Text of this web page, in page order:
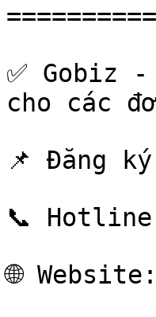
==========
✅ Gobiz -
cho các
📌 Đăng
📞